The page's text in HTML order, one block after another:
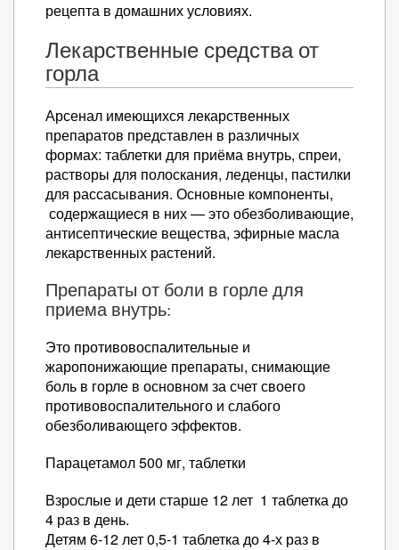
рецепта в домашних условиях.
Лекарственные средства от
горла
Арсенал имеющихся лекарственных
препаратов представлен в различных
формах: таблетки для приёма внутрь, спреи,
растворы для полоскания, леденцы, пастилки
для рассасывания. Основные компоненты,
содержащиеся в них — это обезболивающие,
антисептические вещества, эфирные масла
лекарственных растений.
Препараты от боли в горле для
приема внутрь:
Это противовоспалительные и
жаропонижающие препараты, снимающие
боль в горле в основном за счет своего
противовоспалительного и слабого
обезболивающего эффектов.
Парацетамол 500 мг, таблетки
Взрослые и дети старше 12 лет 1 таблетка до
4 раз в день.
Детям 6-12 лет 0,5-1 таблетка до 4-х раз в